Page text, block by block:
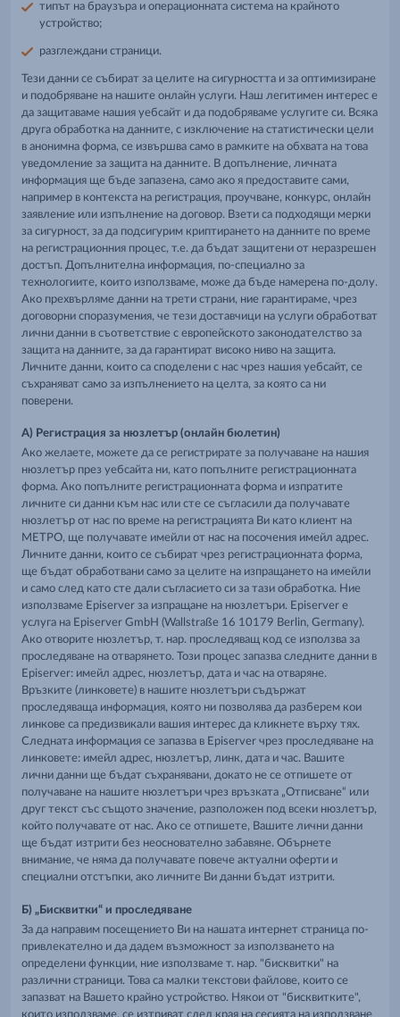
типът на браузъра и операционната система на крайното
устройствo;
разглеждани страници.
Тези данни се събират за целите на сигурността и за оптимизиране
и подобряване на нашите онлайн услуги. Наш легитимен интерес е
да защитаваме нашия уебсайт и да подобряваме услугите си. Всяка
друга обработка на данните, с изключение на статистически цели
в анонимна форма, се извършва само в рамките на обхвата на това
уведомление за защита на данните. В допълнение, личната
информация ще бъде запазена, само ако я предоставите сами,
например в контекста на регистрация, проучване, конкурс, онлайн
заявление или изпълнение на договор. Взети са подходящи мерки
за сигурност, за да подсигурим криптирането на данните по време
на регистрационния процес, т.е. да бъдат защитени от неразрешен
достъп. Допълнителна информация, по-специално за
технологиите, които използваме, може да бъде намерена по-долу.
Ако прехвърляме данни на трети страни, ние гарантираме, чрез
договорни споразумения, че тези доставчици на услуги обработват
лични данни в съответствие с европейското законодателство за
защита на данните, за да гарантират високо ниво на защита.
Личните данни, които са споделени с нас чрез нашия уебсайт, се
съхраняват само за изпълнението на целта, за която са ни
поверени.
A) Регистрация за нюзлетър (онлайн бюлетин)
Ако желаете, можете да се регистрирате за получаване на нашия
нюзлетър през уебсайта ни, като попълните регистрационната
форма. Ако попълните регистрационната форма и изпратите
личните си данни към нас или сте се съгласили да получавате
нюзлетър от нас по време на регистрацията Ви като клиент на
МЕТРО, ще получавате имейли от нас на посочения имейл адрес.
Личните данни, които се събират чрез регистрационната форма,
ще бъдат обработвани само за целите на изпращането на имейли
и само след като сте дали съгласието си за тази обработка. Ние
използваме Episerver за изпращане на нюзлетъри. Episerver е
услуга на Episerver GmbH (Wallstraße 16 10179 Berlin, Germany).
Ако отворите нюзлетър, т. нар. проследяващ код се използва за
проследяване на отварянето. Този процес запазва следните данни в
Episerver: имейл адрес, нюзлетър, дата и час на отваряне.
Връзките (линковете) в нашите нюзлетъри съдържат
проследяваща информация, която ни позволява да разберем кои
линкове са предизвикали вашия интерес да кликнете върху тях.
Следната информация се запазва в Episerver чрез проследяване на
линковете: имейл адрес, нюзлетър, линк, дата и час. Вашите
лични данни ще бъдат съхранявани, докато не се отпишете от
получаване на нашите нюзлетъри чрез връзката „Отписване“ или
друг текст със същото значение, разположен под всеки нюзлетър,
който получавате от нас. Ако се отпишете, Вашите лични данни
ще бъдат изтрити без неоснователно забавяне. Обърнете
внимание, че няма да получавате повече актуални оферти и
специални отстъпки, ако личните Ви данни бъдат изтрити.
Б) „Бисквитки“ и проследяване
За да направим посещението Ви на нашата интернет страница по-
привлекателно и да дадем възможност за използването на
определени функции, ние използваме т. нар. "бисквитки" на
различни страници. Това са малки текстови файлове, които се
запазват на Вашето крайно устройство. Някои от "бисквитките",